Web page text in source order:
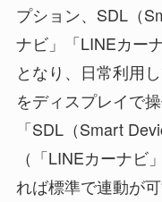
プション、SDL（
ナビ」「LINEカー
となり、日常利用
をディスプレイで
「SDL（Smart
（「LINEカーナビ
れば標準で連動が